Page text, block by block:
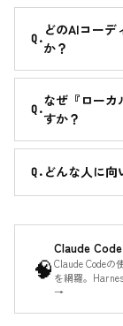
どのAIコー
か？
なぜ『ローカ
すか？
どんな人に向
🧠
Claude Code
Claude Codeの
を網羅。
→